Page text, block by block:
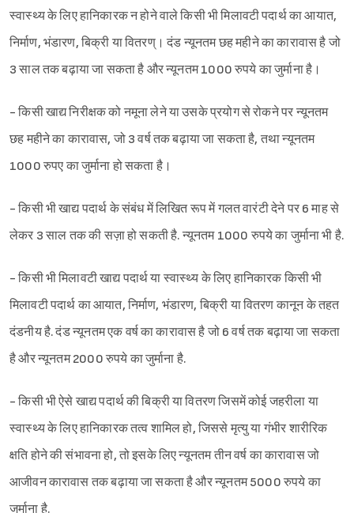
स्वास्थ्य के लिए हानिकारक न होने वाले किसी भी मिलावटी पदार्थ का आयात,
निर्माण, भंडारण, बिक्री या वितरण्। दंड न्यूनतम छह महीने का कारावास है जो
3 साल तक बढ़ाया जा सकता है और न्यूनतम 1000 रुपये का जुर्माना है।
- किसी खाद्य निरीक्षक को नमूना लेने या उसके प्रयोग से रोकने पर न्यूनतम
छह महीने का कारावास, जो 3 वर्ष तक बढ़ाया जा सकता है, तथा न्यूनतम
1000 रुपए का जुर्माना हो सकता है।
- किसी भी खाद्य पदार्थ के संबंध में लिखित रूप में गलत वारंटी देने पर 6 माह से
लेकर 3 साल तक की सज़ा हो सकती है. न्यूनतम 1000 रुपये का जुर्माना भी है.
- किसी भी मिलावटी खाद्य पदार्थ या स्वास्थ्य के लिए हानिकारक किसी भी
मिलावटी पदार्थ का आयात, निर्माण, भंडारण, बिक्री या वितरण कानून के तहत
दंडनीय है. दंड न्यूनतम एक वर्ष का कारावास है जो 6 वर्ष तक बढ़ाया जा सकता
है और न्यूनतम 2000 रुपये का जुर्माना है.
- किसी भी ऐसे खाद्य पदार्थ की बिक्री या वितरण जिसमें कोई जहरीला या
स्वास्थ्य के लिए हानिकारक तत्व शामिल हो, जिससे मृत्यु या गंभीर शारीरिक
क्षति होने की संभावना हो, तो इसके लिए न्यूनतम तीन वर्ष का कारावास जो
आजीवन कारावास तक बढ़ाया जा सकता है और न्यूनतम 5000 रुपये का
जुर्माना है.